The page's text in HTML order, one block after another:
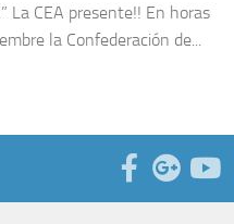
La CEA presente!! En horas
la Confederación de...